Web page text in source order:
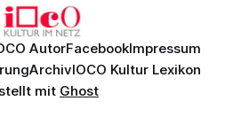
AutorFacebookImpressum
ArchivIOCO Kultur Lexikon
mit Ghost